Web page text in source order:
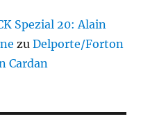
Spezial 20: Alain
zuDelporte/Forton
Cardan